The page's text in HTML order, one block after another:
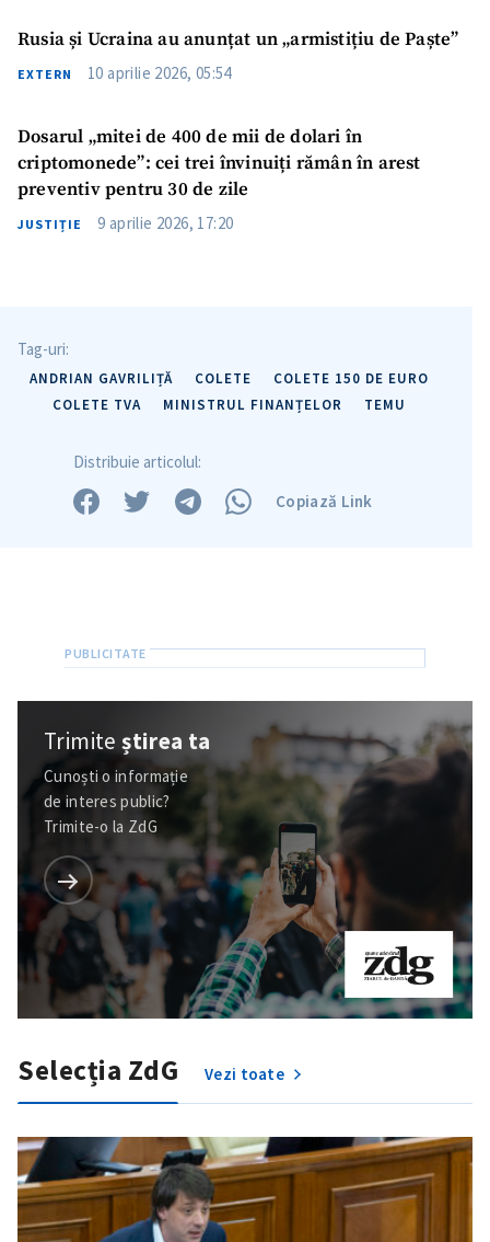
in English
на русском
Rusia și Ucraina au anunțat un „armistițiu de Paște”
EXTERN 10 aprilie 2026, 05:54
Dosarul „mitei de 400 de mii de dolari în
criptomonede”: cei trei învinuiți rămân în arest
preventiv pentru 30 de zile
JUSTIȚIE 9 aprilie 2026, 17:20
Tag-uri:
ANDRIAN GAVRILIȚĂ COLETE
COLETE 150 DE EURO
COLETE TVA
MINISTRUL FINANȚELOR TEMU
Distribuie articolul:
Copiază Link
Trimiteștirea ta
Cunoști o informație
de interes public?
Trimite-o la ZdG
Selecția ZdG Vezi toate